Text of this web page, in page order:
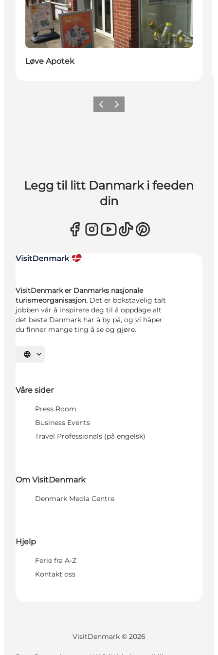
Løve Apotek
ForrigeNeste
Legg til litt Danmark i feeden
din
VisitDenmark er Danmarks nasjonale
turismeorganisasjon. Det er bokstavelig talt
jobben vår å inspirere deg til å oppdage alt
det beste Danmark har å by på, og vi håper
du finner mange ting å se og gjøre.
Velg språk
Våre sider
Press Room
Business Events
Travel Professionals (på engelsk)
Om VisitDenmark
Denmark Media Centre
Hjelp
Ferie fra A-Z
Kontakt oss
VisitDenmark © 2026